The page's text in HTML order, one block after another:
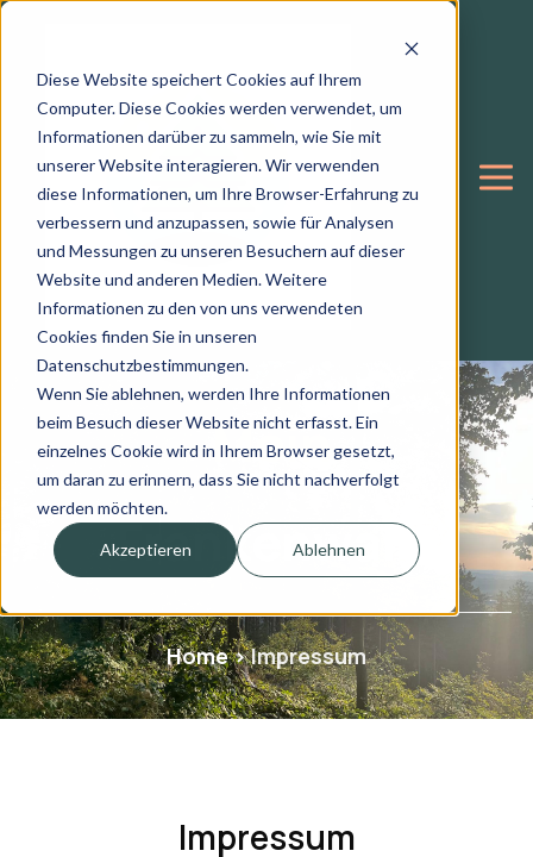
Diese Website speichert Cookies auf Ihrem
Computer. Diese Cookies werden verwendet, um
Informationen darüber zu sammeln, wie Sie mit
unserer Website interagieren. Wir verwenden
diese Informationen, um Ihre Browser-Erfahrung zu
verbessern und anzupassen, sowie für Analysen
und Messungen zu unseren Besuchern auf dieser
Website und anderen Medien. Weitere
Informationen zu den von uns verwendeten
Cookies finden Sie in unseren
Datenschutzbestimmungen.
Wenn Sie ablehnen, werden Ihre Informationen
beim Besuch dieser Website nicht erfasst. Ein
einzelnes Cookie wird in Ihrem Browser gesetzt,
um daran zu erinnern, dass Sie nicht nachverfolgt
werden möchten.
Akzeptieren Ablehnen
Mein
Frankenwald
Home>Impressum
Impressum